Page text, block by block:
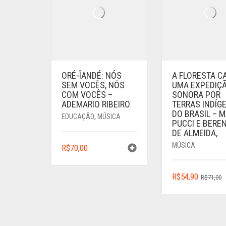
ORÉ-ÎANDÉ: NÓS
SEM VOCÊS, NÓS
COM VOCÊS –
ADEMARIO RIBEIRO
EDUCAÇÃO, MÚSICA
R$70,00
A FLORESTA
UMA
SONORA POR
TERRAS
DO BRASIL –
PUCCI E
DE ALMEIDA,
MÚSICA
R$71,00O
R$54,90
O